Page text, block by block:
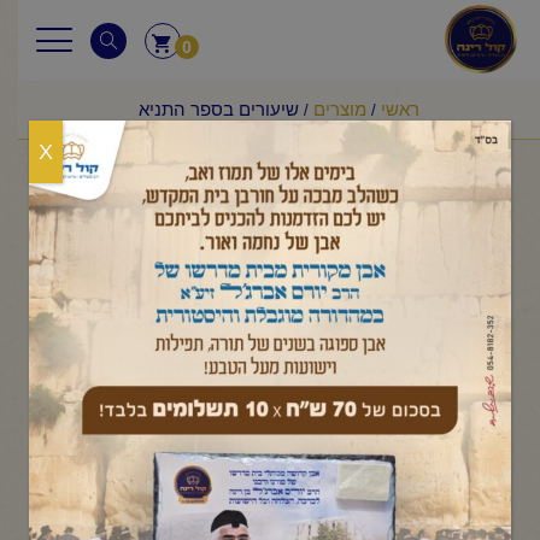
0
ראשי / מוצרים / שיעורים בספר התניא
שיעורים בספר התניא
X